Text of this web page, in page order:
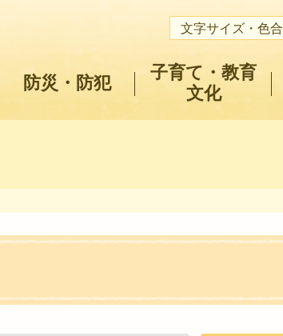
文字サイズ・色
防災・防犯
子育て・教育
文化